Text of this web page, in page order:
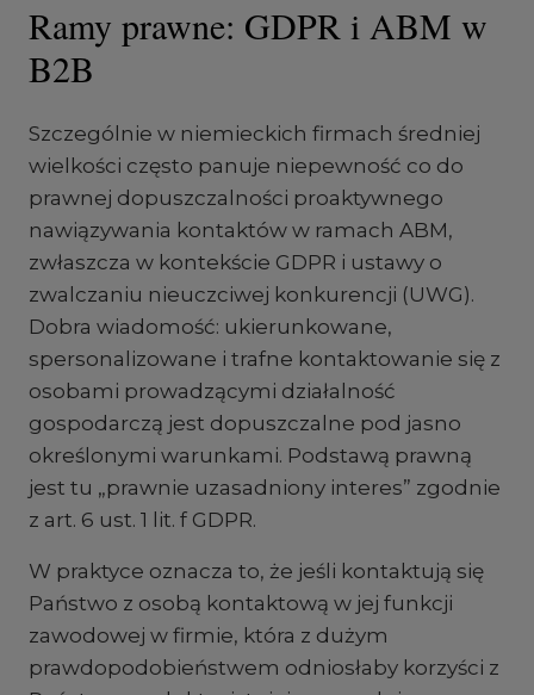
Ramy prawne: GDPR i ABM w
B2B
Szczególnie w niemieckich firmach średniej
wielkości często panuje niepewność co do
prawnej dopuszczalności proaktywnego
nawiązywania kontaktów w ramach ABM,
zwłaszcza w kontekście GDPR i ustawy o
zwalczaniu nieuczciwej konkurencji (UWG).
Dobra wiadomość: ukierunkowane,
spersonalizowane i trafne kontaktowanie się z
osobami prowadzącymi działalność
gospodarczą jest dopuszczalne pod jasno
określonymi warunkami. Podstawą prawną
jest tu „prawnie uzasadniony interes” zgodnie
z art. 6 ust. 1 lit. f GDPR.
W praktyce oznacza to, że jeśli kontaktują się
Państwo z osobą kontaktową w jej funkcji
zawodowej w firmie, która z dużym
prawdopodobieństwem odniosłaby korzyści z